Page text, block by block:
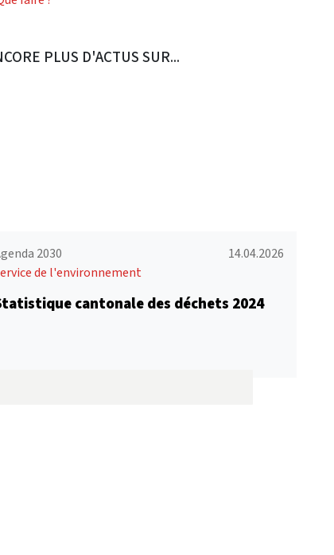
PLUS D'ACTUS SUR...
2030
14.04.2026
de l'environnement
cantonale des déchets 2024